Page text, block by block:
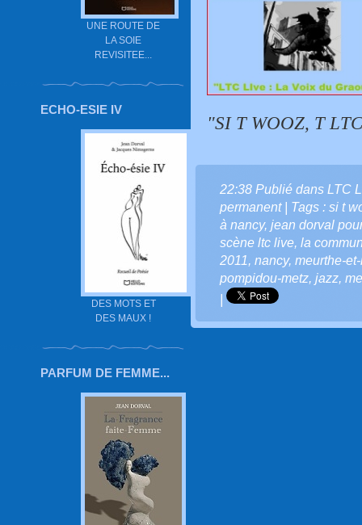
UNE ROUTE DE
LA SOIE
REVISITEE...
ECHO-ESIE IV
DES MOTS ET
DES MAUX !
PARFUM DE FEMME...
"SI T WOOZ, T
22:38 Publié dans LTC
permanent| Tags : si t
à nancy, jean dorval
scène ltc live, la
2011, nancy, meurthe-
pompidou-metz, jazz,